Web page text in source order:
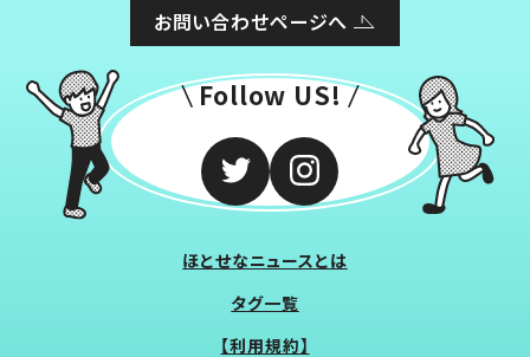
お問い合わせページへ
Follow US!
ほとせなニュースとは
タグ一覧
【利用規約】